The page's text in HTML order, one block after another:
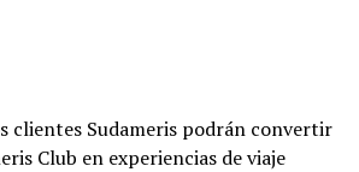
clientes Sudameris podrán convertir
Club en experiencias de viaje